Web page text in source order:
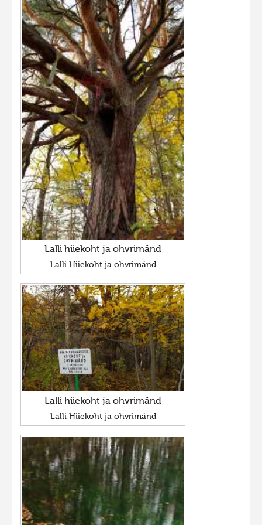
Фотоконкурс 2015
Фотоконкурс 2014
Фотоконкурс 2013
Фотоконкурс 2012
Фотоконкурс 2011
Фотоконкурс 2010
Фотоконкурс 2009
Фотоконкурс 2008
Lalli hiiekoht ja ohvrimänd
Lalli Hiiekoht ja ohvrimänd
Lalli hiiekoht ja ohvrimänd
Lalli Hiiekoht ja ohvrimänd